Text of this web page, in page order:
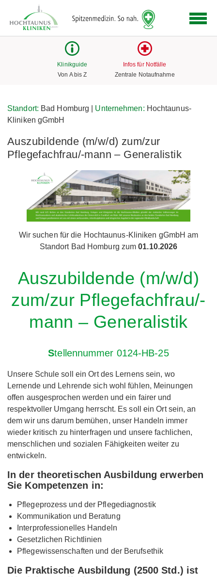
Link
zur
Klinikguide
Von A bis Z
Infos für Notfälle
Zentrale Notaufnahme
Standort: Bad Homburg | Unternehmen: Hochtaunus-
Kliniken gGmbH
Auszubildende (m/w/d) zum/zur
Pflegefachfrau/-mann – Generalistik
Wir suchen für die Hochtaunus-Kliniken gGmbH am
Standort Bad Homburg zum01.10.2026
Auszubildende (m/w/d)
zum/zur Pflegefachfrau/-
mann – Generalistik
Stellennummer 0124-HB-25
Unsere Schule soll ein Ort des Lernens sein, wo
Lernende und Lehrende sich wohl fühlen, Meinungen
offen ausgesprochen werden und ein fairer und
respektvoller Umgang herrscht. Es soll ein Ort sein, an
dem wir uns darum bemühen, unser Handeln immer
wieder kritisch zu hinterfragen und unsere fachlichen,
menschlichen und sozialen Fähigkeiten weiter zu
entwickeln.
In der theoretischen Ausbildung erwerben
Sie Kompetenzen in:
Pflegeprozess und der Pflegediagnostik
Kommunikation und Beratung
Interprofessionelles Handeln
Gesetzlichen Richtlinien
Pflegewissenschaften und der Berufsethik
Die Praktische Ausbildung (2500 Std.) ist